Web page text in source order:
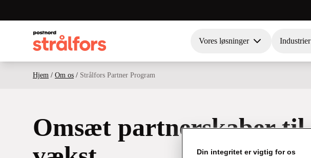
Vores løsninger Industrier
Hjem / Om os / Strålfors Partner Program
Omsæt partnerskaber til
Din integritet er vigtig for os